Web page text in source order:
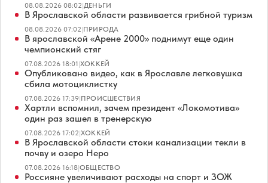
08.08.2026 08:02|ДЕНЬГИ
В Ярославской области развивается грибной туризм
08.08.2026 07:02|ПРИРОДА
В ярославской «Арене 2000» поднимут еще один
чемпионский стяг
07.08.2026 18:01|ХОККЕЙ
Опубликовано видео, как в Ярославле легковушка
сбила мотоциклистку
07.08.2026 17:39|ПРОИСШЕСТВИЯ
Хартли вспомнил, зачем президент «Локомотива»
один раз зашел в тренерскую
07.08.2026 17:02|ХОККЕЙ
В Ярославской области стоки канализации текли в
почву и озеро Неро
07.08.2026 16:18|ОБЩЕСТВО
Россияне увеличивают расходы на спорт и ЗОЖ